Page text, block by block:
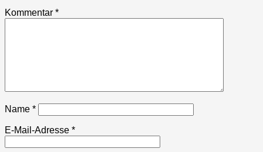
Kommentar *
Name *
E-Mail-Adresse *